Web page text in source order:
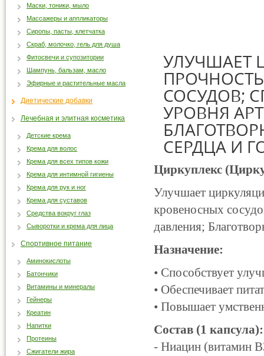
УЛУЧШАЕТ
СОСУДОВ;
УРОВНЯ
СЕРДЦА И
Циркуплекс
Улучшает
кровеносных
давления;
Назначение:
• Способствует
• Обеспечивает
• Повышает
Состав (1 капсула):
- Ниацин (витамин
Маски, тоники, мыло
Массажеры и аппликаторы
Сиропы, пасты, клетчатка
Скраб, молочко, гель для душа
Фитосвечи и супозитории
Шампунь, бальзам, масло
Эфирные и растительные масла
Диетические добавки
Лечебная и элитная косметика
Детские крема
Крема для волос
Крема для всех типов кожи
Крема для интимной гигиены
Крема для рук и ног
Крема для суставов
Средства вокруг глаз
Сыворотки и крема для лица
Спортивное питание
Аминокислоты
Батончики
Витамины и минералы
Гейнеры
Креатин
Напитки
Протеины
Сжигатели жира